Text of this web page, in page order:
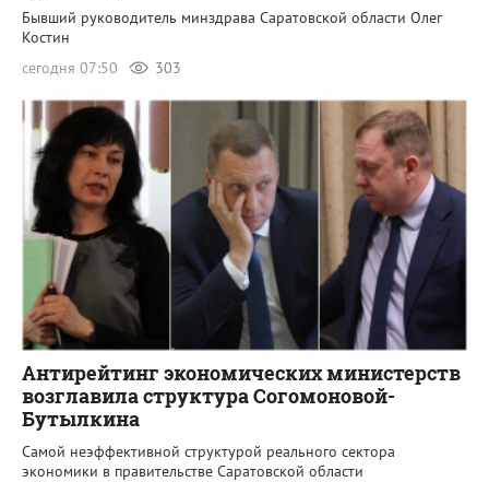
Бывший руководитель минздрава Саратовской области Олег
Костин
сегодня 07:50
303
Антирейтинг экономических министерств
возглавила структура Согомоновой-
Бутылкина
Самой неэффективной структурой реального сектора
экономики в правительстве Саратовской области